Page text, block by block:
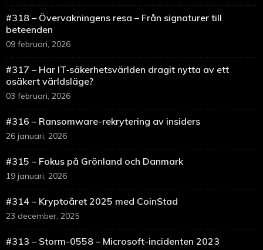
#318 – Övervakningens resa – Från signaturer till
beteenden
09 februari, 2026
#317 – Har IT‑säkerhetsvärlden dragit nytta av ett
osäkert världsläge?
03 februari, 2026
#316 – Ransomware-rekrytering av insiders
26 januari, 2026
#315 – Fokus på Grönland och Danmark
19 januari, 2026
#314 – Kryptoåret 2025 med CoinStad
23 december, 2025
#313 – Storm-0558 – Microsoft-incidenten 2023